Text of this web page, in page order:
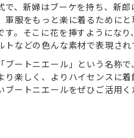
で、新婦はブーケを持ち、新
軍服をもっと楽に着るために
す。そこに花を挿すようにな
トなどの色んな素材で表現され
ブートニエール」という名称
り楽しく、よりハイセンスに
ブートニエールをぜひご活用く